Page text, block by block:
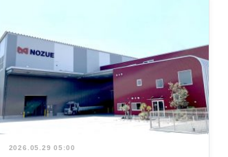
2026.05.29 05:00